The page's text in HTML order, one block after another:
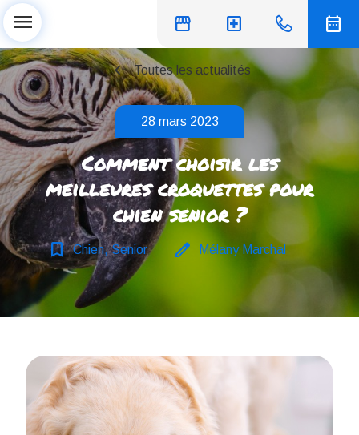
storefront local_hospital date_range
menu
chevron_left Toutes les actualités
28 mars 2023
Comment choisir les
meilleures croquettes pour
chien senior ?
bookmark_border Chien, Senior edit Mélany Marchal